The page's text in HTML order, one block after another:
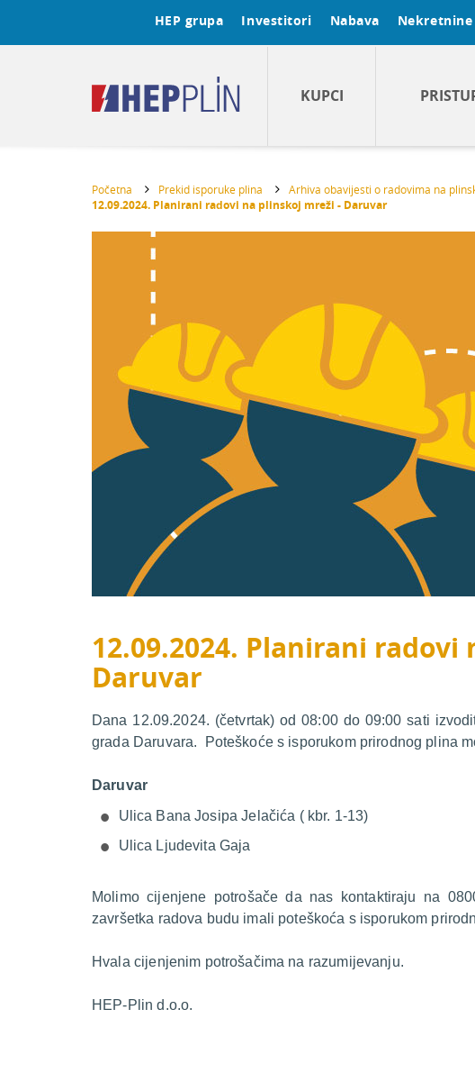
HEP grupa Investitori Nabava Nekretnine
KUPCI
Početna Prekid isporuke plina Arhiva obavijesti o radovima na
12.09.2024. Planirani radovi na plinskoj mreži - Daruvar
12.09.2024. Planirani
Daruvar
Dana 12.09.2024. (četvrtak) od 08:00 do 09:00 sati
grada Daruvara. Poteškoće s isporukom prirodnog plina
Daruvar
Ulica Bana Josipa Jelačića ( kbr. 1-13)
Ulica Ljudevita Gaja
Molimo cijenjene potrošače da nas kontaktiraju na
završetka radova budu imali poteškoća s isporukom
Hvala cijenjenim potrošačima na razumijevanju.
HEP-Plin d.o.o.